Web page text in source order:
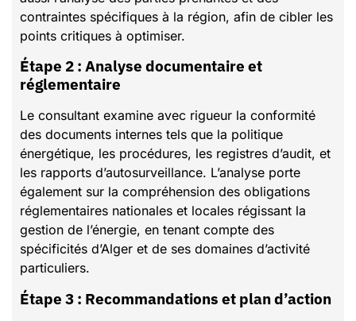
contraintes spécifiques à la région, afin de cibler les
points critiques à optimiser.
Étape 2 : Analyse documentaire et
réglementaire
Le consultant examine avec rigueur la conformité
des documents internes tels que la politique
énergétique, les procédures, les registres d’audit, et
les rapports d’autosurveillance. L’analyse porte
également sur la compréhension des obligations
réglementaires nationales et locales régissant la
gestion de l’énergie, en tenant compte des
spécificités d’Alger et de ses domaines d’activité
particuliers.
Étape 3 : Recommandations et plan d’action